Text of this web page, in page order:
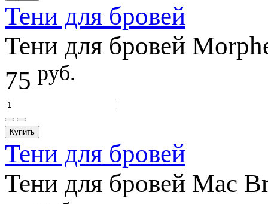
Тени для бровей
Тени для бровей
75 руб.
Купить
Тени для бровей
Тени для бровей Mac